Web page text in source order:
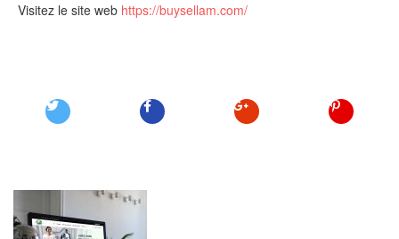
Visitez le site web https://buysellam.com/